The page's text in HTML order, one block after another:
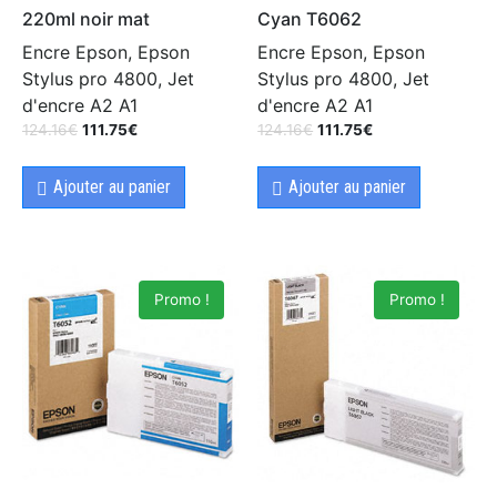
220ml noir mat
Encre Epson, Epson
Stylus pro 4800, Jet
d'encre A2 A1
124.16€ 111.75€
Ajouter au panier
Cyan T6062
Encre Epson, Epson
Stylus pro 4800, Jet
d'encre A2 A1
124.16€ 111.75€
Ajouter au panier
Promo ! Promo !